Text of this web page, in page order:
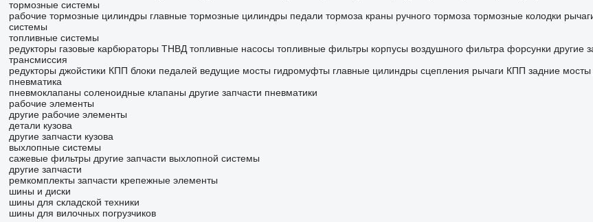
тормозные системы
рабочие тормозные цилиндры главные тормозные цилиндры педали тормоза краны ручного тормоза тормозные колодки
системы
топливные системы
редукторы газовые карбюраторы ТНВД топливные насосы топливные фильтры корпусы воздушного фильтра форсунки другие
трансмиссия
редукторы джойстики КПП блоки педалей ведущие мосты гидромуфты главные цилиндры сцепления рычаги КПП задние мосты
пневматика
пневмоклапаны соленоидные клапаны другие запчасти пневматики
рабочие элементы
другие рабочие элементы
детали кузова
другие запчасти кузова
выхлопные системы
сажевые фильтры другие запчасти выхлопной системы
другие запчасти
ремкомплекты запчасти крепежные элементы
шины и диски
шины для складской техники
шины для вилочных погрузчиков